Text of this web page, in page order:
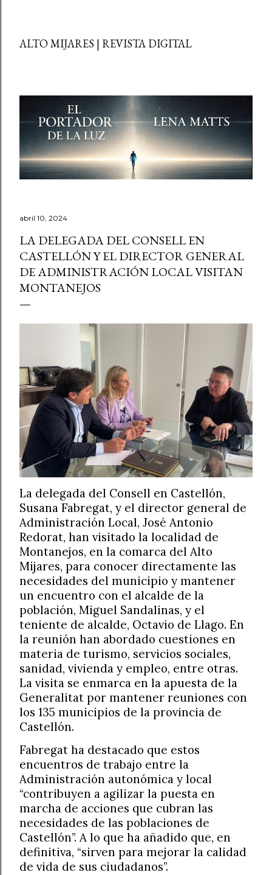
ALTO MIJARES | REVISTA DIGITAL
abril 10, 2024
LA DELEGADA DEL CONSELL EN
CASTELLÓN Y EL DIRECTOR GENERAL
DE ADMINISTRACIÓN LOCAL VISITAN
MONTANEJOS
La delegada del Consell en Castellón,
Susana Fabregat, y el director general de
Administración Local, José Antonio
Redorat, han visitado la localidad de
Montanejos, en la comarca del Alto
Mijares, para conocer directamente las
necesidades del municipio y mantener
un encuentro con el alcalde de la
población, Miguel Sandalinas, y el
teniente de alcalde, Octavio de Llago. En
la reunión han abordado cuestiones en
materia de turismo, servicios sociales,
sanidad, vivienda y empleo, entre otras.
La visita se enmarca en la apuesta de la
Generalitat por mantener reuniones con
los 135 municipios de la provincia de
Castellón.
Fabregat ha destacado que estos
encuentros de trabajo entre la
Administración autonómica y local
“contribuyen a agilizar la puesta en
marcha de acciones que cubran las
necesidades de las poblaciones de
Castellón”. A lo que ha añadido que, en
definitiva, “sirven para mejorar la calidad
de vida de sus ciudadanos”.